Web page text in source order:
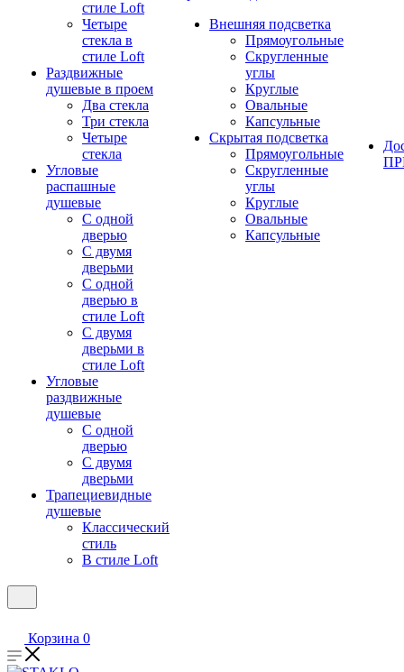
стиле Loft
Четыре
стекла в
стиле Loft
Раздвижные
душевые в проем
Два стекла
Три стекла
Четыре
стекла
Угловые
распашные
душевые
С одной
дверью
С двумя
дверьми
С одной
дверью в
стиле Loft
С двумя
дверьми в
стиле Loft
Угловые
раздвижные
душевые
С одной
дверью
С двумя
дверьми
Трапециевидные
душевые
Классический
стиль
В стиле Loft
Внешняя подсветка
Прямоугольные
Скругленные
углы
Круглые
Овальные
Капсульные
Скрытая подсветка
Прямоугольные
Скругленные
углы
Круглые
Овальные
Капсульные
Корзина 0